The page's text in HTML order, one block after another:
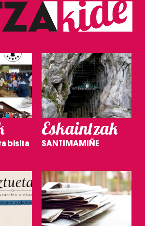
bisita
Eskaintzak
SANTIMAMIÑE